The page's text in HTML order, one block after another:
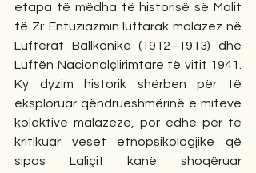
etapa të mëdha të historisë së Malit
të Zi: Entuziazmin luftarak malazez në
Luftërat Ballkanike (1912–1913) dhe
Luftën Nacionalçlirimtare të vitit 1941.
Ky dyzim historik shërben për të
eksploruar qëndrueshmërinë e miteve
kolektive malazeze, por edhe për të
kritikuar veset etnopsikologjike që
sipas Laliçit kanë shoqëruar